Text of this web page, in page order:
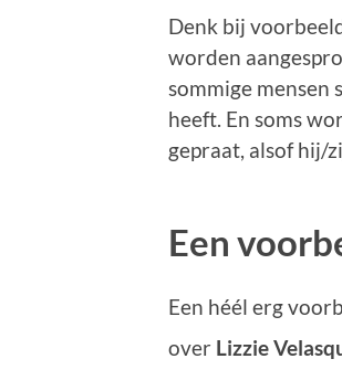
Denk bij
worden
sommige mensen
heeft. En soms
gepraat, alsof hij/
Een
Een héél erg
over Lizzie